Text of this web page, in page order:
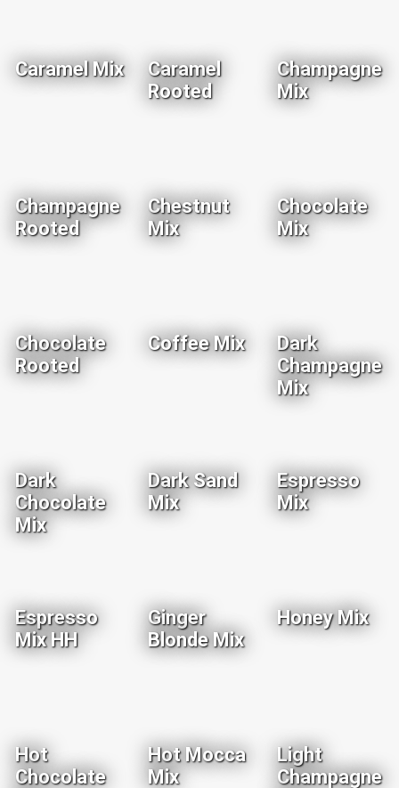
Caramel Mix
Caramel
Rooted
Champagne
Mix
Champagne
Rooted
Chestnut
Mix
Chocolate
Mix
Chocolate
Rooted
Coffee Mix
Dark
Champagne
Mix
Dark
Chocolate
Mix
Dark Sand
Mix
Espresso
Mix
Espresso
Mix HH
Ginger
Blonde Mix
Honey Mix
Hot
Chocolate
Hot Mocca
Mix
Light
Champagne